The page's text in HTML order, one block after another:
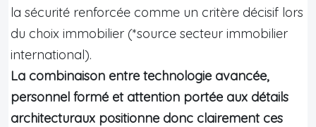
la sécurité renforcée comme un critère décisif lors
du choix immobilier (*source secteur immobilier
international).
La combinaison entre technologie avancée,
personnel formé et attention portée aux détails
architecturaux positionne donc clairement ces